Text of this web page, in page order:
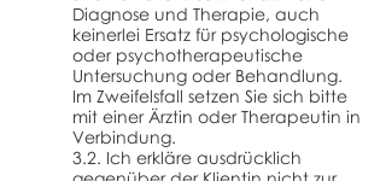
Diagnose und Therapie, auch
keinerlei Ersatz für psychologische
oder psychotherapeutische
Untersuchung oder Behandlung.
Im Zweifelsfall setzen Sie sich bitte
mit einer Ärztin oder Therapeutin in
Verbindung.
3.2. Ich erkläre ausdrücklich